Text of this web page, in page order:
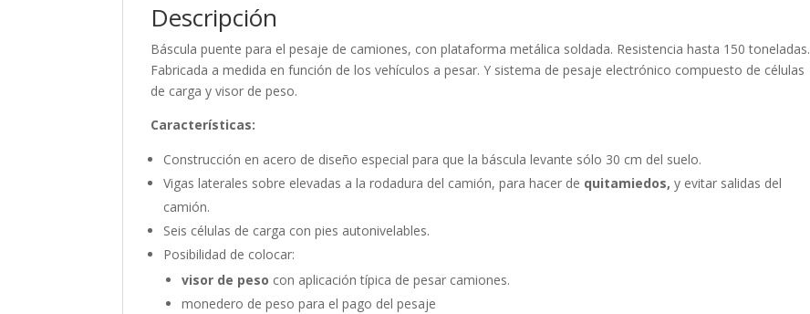
Descripción
Báscula puente para el pesaje de camiones, con plataforma metálica soldada. Resistencia hasta 150 toneladas.
Fabricada a medida en función de los vehículos a pesar. Y sistema de pesaje electrónico compuesto de células
de carga y visor de peso.
Características:
Construcción en acero de diseño especial para que la báscula levante sólo 30 cm del suelo.
Vigas laterales sobre elevadas a la rodadura del camión, para hacer de quitamiedos,y evitar salidas del
camión.
Seis células de carga con pies autonivelables.
Posibilidad de colocar:
visor de peso con aplicación típica de pesar camiones.
monedero de peso para el pago del pesaje